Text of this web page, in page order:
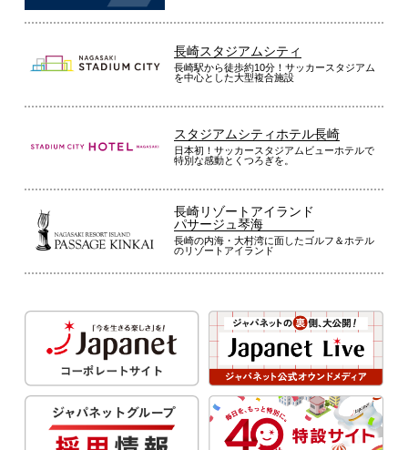
長崎スタジアムシティ
長崎駅から徒歩約10分！サッカースタジアム
を中心とした大型複合施設
スタジアムシティホテル長崎
日本初！サッカースタジアムビューホテルで
特別な感動とくつろぎを。
長崎リゾートアイランド
パサージュ琴海
長崎の内海・大村湾に面したゴルフ＆ホテル
のリゾートアイランド